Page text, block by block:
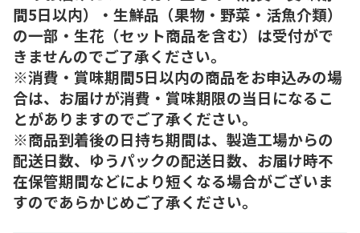
間5日以内）・生鮮品（果物・野菜・活魚介類）
の一部・生花（セット商品を含む）は受付がで
きませんのでご了承ください。
※消費・賞味期間5日以内の商品をお申込みの場
合は、お届けが消費・賞味期限の当日になるこ
とがありますのでご了承ください。
※商品到着後の日持ち期間は、製造工場からの
配送日数、ゆうパックの配送日数、お届け時不
在保管期間などにより短くなる場合がございま
すのであらかじめご了承ください。